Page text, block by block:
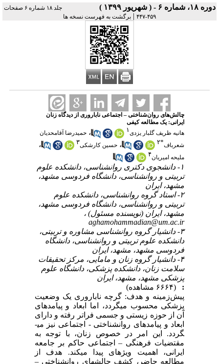
دوره ۱۸، شماره ۶ - ( شهریور ۱۳۹۹ )
جلد ۱۸ شماره ۶ صفحات
۴۵۹-۴۴۷
| برگشت به فهرست نسخه ها
چالش‌های روان‌شناختی – اجتماعی ناباروری از دیدگاه زنان
ایرانی: یک مطالعه کیفی
هانیه ظریف گلبار یزدی۱ ، حمیدرضا آقامحدیان
شعرباف*۲ ، حسین کارشکی۳ ،
ملیحه امیریان۴
۱- دانشجوی دکتری روانشناسی، دانشکده علوم
تربیتی و روانشناسی، دانشگاه فردوسی مشهد،
مشهد، ایران
۲- استاد گروه روانشناسی، دانشکده علوم
تربیتی و روانشناسی، دانشگاه فردوسی مشهد،
مشهد، ایران (نویسنده مسئول) ،
aghamohammadian@um.ac.ir
۳- دانشیار گروه روانشناسی مشاوره و تربیتی،
دانشکده علوم تربیتی و روانشناسی، دانشگاه
فردوسی مشهد، مشهد، ایران
۴- دانشیار گروه زنان و مامایی، مرکز تحقیقات
سلامت زنان، دانشکده پزشکی، دانشگاه علوم
پزشکی مشهد، مشهد، ایران
:
(۶۶۶۴ مشاهده)
پیش‌زمینه و هدف: گرچه ناباروری یک وضعیت
پزشکی محسوب می­گردد، اما ابعاد و پیامدهای
آن از حوزه زیستی و جسمی فراتر رفته و دارای
ابعاد و پیامدهای روان­شناختی - اجتماعی نیز می­
گردد. این امر در خصوص زنان، با توجه به
مقتضیات فرهنگی – اجتماعی حاکم بر جامعه
ایرانی، اهمیت ویژه­ای پیدا می­کند. هدف از
مطالعه حاضر، کشف چالش­های روان­شناختی –